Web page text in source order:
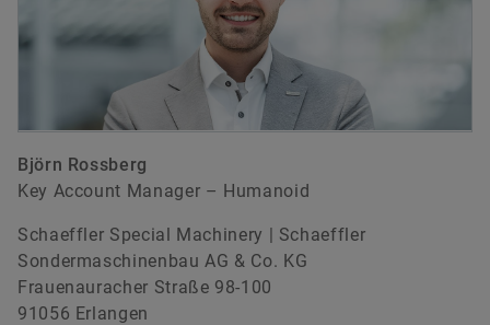
Björn Rossberg
Key Account Manager – Humanoid
Schaeffler Special Machinery | Schaeffler
Sondermaschinenbau AG & Co. KG
Frauenauracher Straße 98-100
91056 Erlangen